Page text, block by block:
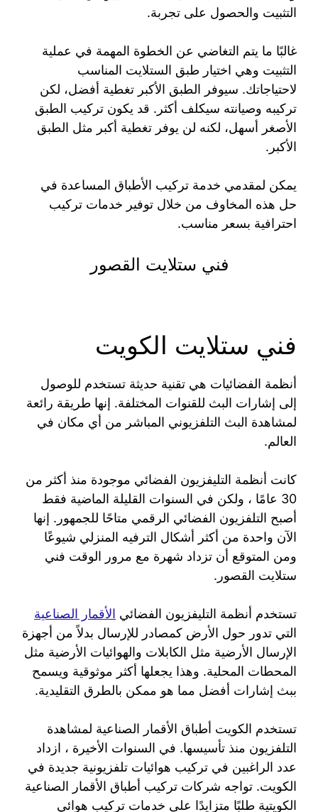
التثبيت والحصول على تجربة.
غالبًا ما يتم التغاضي عن الخطوة المهمة في عملية
التثبيت وهي اختيار طبق الستلايت المناسب
لاحتياجاتك. سيوفر الطبق الأكبر تغطية أفضل، لكن
تركيبه وصيانته سيكلف أكثر. قد يكون تركيب الطبق
الأصغر أسهل، لكنه لن يوفر تغطية أكبر مثل الطبق
الأكبر.
يمكن لمقدمي خدمة تركيب الأطباق المساعدة في
حل هذه المخاوف من خلال توفير خدمات تركيب
احترافية بسعر مناسب.
فني ستلايت القصور
فني ستلايت الكويت
أنظمة الفضائيات هي تقنية حديثة تستخدم للوصول
إلى إشارات البث للقنوات المختلفة. إنها طريقة رائعة
لمشاهدة البث التلفزيوني المباشر من أي مكان في
العالم.
كانت أنظمة التليفزيون الفضائي موجودة منذ أكثر من
30 عامًا ، ولكن في السنوات القليلة الماضية فقط
أصبح التلفزيون الفضائي الرقمي متاحًا للجمهور. إنها
الآن واحدة من أكثر أشكال الترفيه المنزلي شيوعًا
ومن المتوقع أن تزداد شهرة مع مرور الوقت فني
ستلايت القصور.
تستخدم أنظمة التليفزيون الفضائي الأقمار الصناعية
التي تدور حول الأرض كمصادر للإرسال بدلاً من أجهزة
الإرسال الأرضية مثل الكابلات والهوائيات الأرضية مثل
المحطات المحلية. وهذا يجعلها أكثر موثوقية ويسمح
ببث إشارات أفضل مما هو ممكن بالطرق التقليدية.
تستخدم الكويت أطباق الأقمار الصناعية لمشاهدة
التلفزيون منذ تأسيسها. في السنوات الأخيرة ، ازداد
عدد الراغبين في تركيب هوائيات تلفزيونية جديدة في
الكويت. تواجه شركات تركيب أطباق الأقمار الصناعية
الكويتية طلبًا متزايدًا على خدمات تركيب هوائي